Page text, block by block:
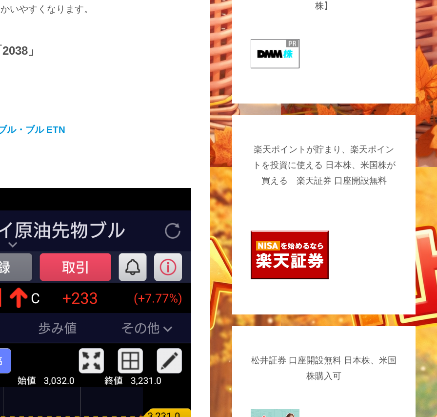
いやすくなります。
」
ル・ブル ETN
株】
楽天ポイントが貯まり、楽天ポイン
トを投資に使える 日本株、米国株が
買える 楽天証券 口座開設無料
松井証券 口座開設無料 日本株、米国
株購入可